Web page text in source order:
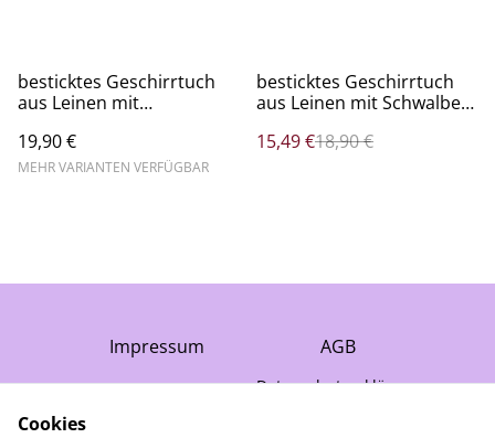
besticktes Geschirrtuch
aus Leinen mit
Spitze
19,90 €
MEHR VARIANTEN VERFÜGBAR
%
besticktes Geschirrtuch
aus Leinen mit Schwalben,
15,49 €18,90 €
Impressum AGB
Datenschutzerklärung
Cookies